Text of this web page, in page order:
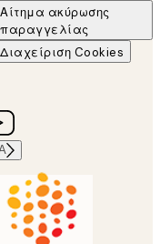
Αίτημα ακύρωσης
παραγγελίας
Διαχείριση Cookies